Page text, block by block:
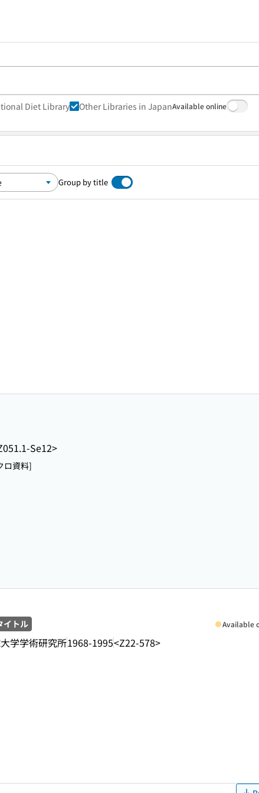
Diet Library Other Libraries in JapanAvailable online
Group by title
Se12>
ロ資料]
イトル
学学術研究所1968-1995<Z22-578>
Available